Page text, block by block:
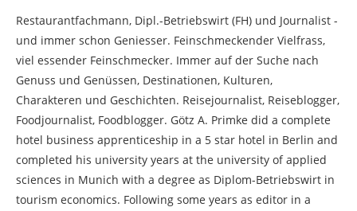
Restaurantfachmann, Dipl.-Betriebswirt (FH) und Journalist -
und immer schon Geniesser. Feinschmeckender Vielfrass,
viel essender Feinschmecker. Immer auf der Suche nach
Genuss und Genüssen, Destinationen, Kulturen,
Charakteren und Geschichten. Reisejournalist, Reiseblogger,
Foodjournalist, Foodblogger. Götz A. Primke did a complete
hotel business apprenticeship in a 5 star hotel in Berlin and
completed his university years at the university of applied
sciences in Munich with a degree as Diplom-Betriebswirt in
tourism economics. Following some years as editor in a